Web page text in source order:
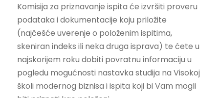
Komisija za priznavanje ispita će izvršiti proveru
podataka i dokumentacije koju priložite
(najčešće uverenje o položenim ispitima,
skeniran indeks ili neka druga isprava) te ćete u
najskorijem roku dobiti povratnu informaciju u
pogledu mogućnosti nastavka studija na Visokoj
školi modernog biznisa i ispita koji bi Vam mogli